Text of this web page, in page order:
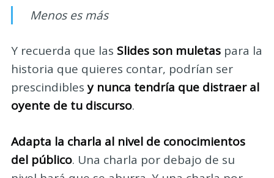
Menos es más
Y recuerda que las Slides son muletaspara la
historia que quieres contar, podrían ser
prescindiblesy nunca tendría que distraer al
oyente de tu discurso.
Adapta la charla al nivel de conocimientos
del público. Una charla por debajo de su